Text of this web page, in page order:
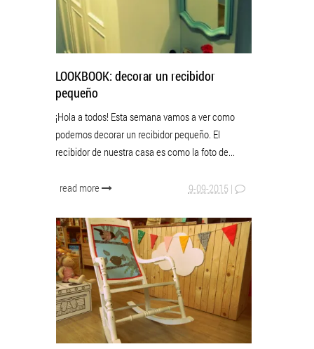
LOOKBOOK: decorar un recibidor
pequeño
¡Hola a todos! Esta semana vamos a ver como
podemos decorar un recibidor pequeño. El
recibidor de nuestra casa es como la foto de...
read more 9-09-2015 |